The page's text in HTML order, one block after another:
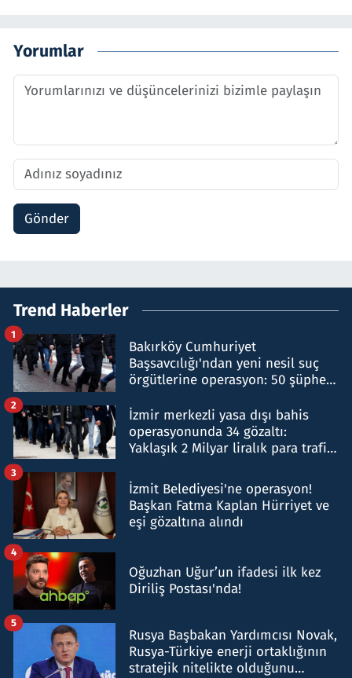
Yorumlar
Gönder
Trend Haberler
Bakırköy Cumhuriyet
Başsavcılığı'ndan yeni nesil suç
örgütlerine operasyon: 50 şüpheli
1
İzmir merkezli yasa dışı bahis
operasyonunda 34 gözaltı:
Yaklaşık 2 Milyar liralık para trafiği
2
İzmit Belediyesi'ne operasyon!
Başkan Fatma Kaplan Hürriyet ve
eşi gözaltına alındı
3
Oğuzhan Uğur’un ifadesi ilk kez
Diriliş Postası'nda!
4
Rusya Başbakan Yardımcısı Novak,
Rusya-Türkiye enerji ortaklığının
stratejik nitelikte olduğunu
5